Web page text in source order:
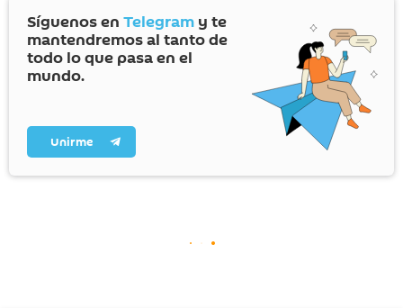
Síguenos en Telegram y te
mantendremos al tanto de
todo lo que pasa en el
mundo.
Unirme